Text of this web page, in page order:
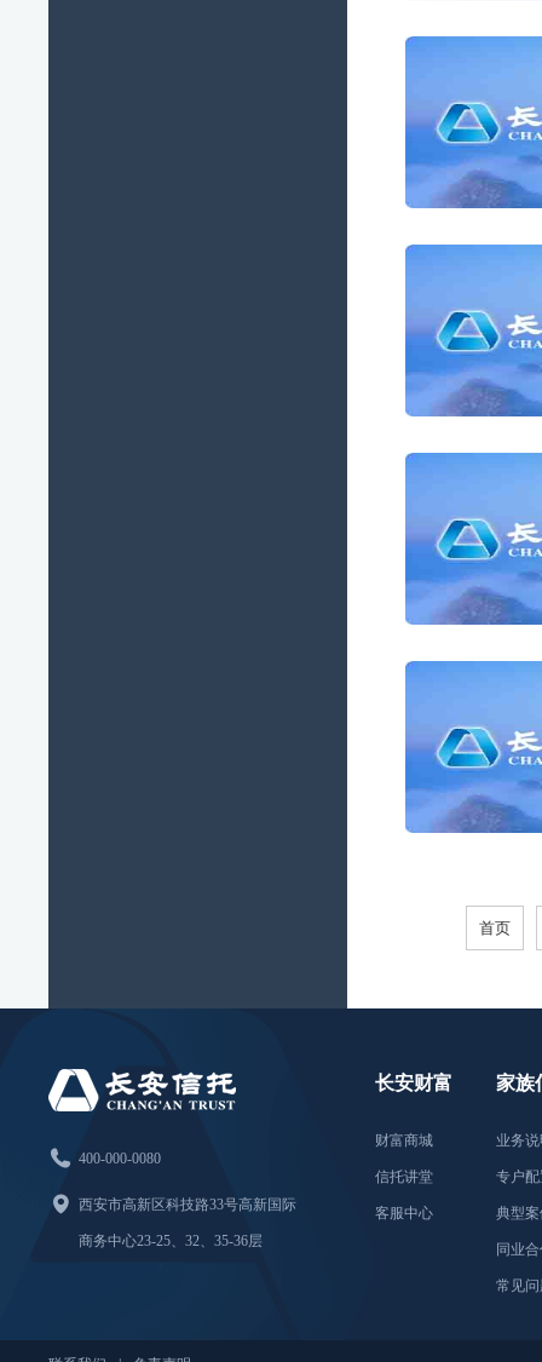
首页
 400-000-0080
 西安市高新区科技路33号高新国际
商务中心23-25、32、35-36层
长安财富
财富商城
信托讲堂
客服中心
家族
业务
专户
典型
同业
常见